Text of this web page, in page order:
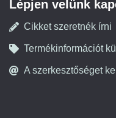
Lépjen velünk
Cikket szeretnék írni
Termékinformációt
A szerkesztőséget